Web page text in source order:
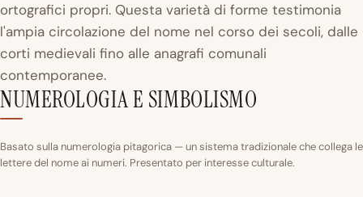
ortografici propri. Questa varietà di forme testimonia
l'ampia circolazione del nome nel corso dei secoli, dalle
corti medievali fino alle anagrafi comunali
contemporanee.
NUMEROLOGIA E SIMBOLISMO
Basato sulla numerologia pitagorica — un sistema tradizionale che collega le
lettere del nome ai numeri. Presentato per interesse culturale.